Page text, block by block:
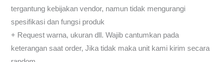
tergantung kebijakan vendor, namun tidak mengurangi
spesifikasi dan fungsi produk
+ Request warna, ukuran dll. Wajib cantumkan pada
keterangan saat order, Jika tidak maka unit kami kirim secara